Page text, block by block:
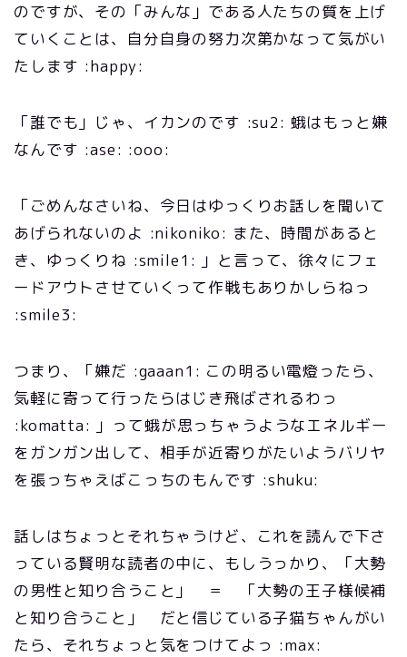
のですが、その「みんな」である人たちの質を上げ
ていくことは、自分自身の努力次第かなって気がい
たします :happy:
「誰でも」じゃ、イカンのです :su2: 蛾はもっと嫌
なんです :ase: :ooo:
「ごめんなさいね、今日はゆっくりお話しを聞いて
あげられないのよ :nikoniko: また、時間があると
き、ゆっくりね :smile1: 」と言って、徐々にフェ
ードアウトさせていくって作戦もありかしらねっ
:smile3:
つまり、「嫌だ :gaaan1: この明るい電燈ったら、
気軽に寄って行ったらはじき飛ばされるわっ
:komatta: 」って蛾が思っちゃうようなエネルギー
をガンガン出して、相手が近寄りがたいようバリヤ
を張っちゃえばこっちのもんです :shuku:
話しはちょっとそれちゃうけど、これを読んで下さ
っている賢明な読者の中に、もしうっかり、「大勢
の男性と知り合うこと」 ＝ 「大勢の王子様候補
と知り合うこと」 だと信じている子猫ちゃんがい
たら、それちょっと気をつけてよっ :max: